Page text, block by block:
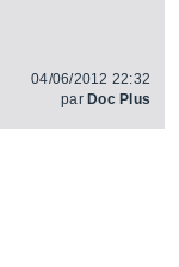
04/06/2012 22:32
par Doc Plus